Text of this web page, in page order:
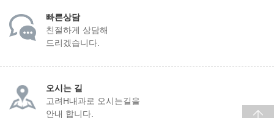
홈페이지 개인정보 관리 및 보유기간은 홈페이지 폐쇄 전까지
입니다.
병원은 개인정보의 수집목적 또는 제공받은 목적이 달성된
법령의 규정에 의하여 보존할 필요성이 있는 경우에는 귀하의
개인정보를 보유할 수 있습니다.
ο 보존 항목
빠른상담
친절하게 상담해
드리겠습니다.
오시는 길
고려H내과로 오시는길을
안내 합니다.